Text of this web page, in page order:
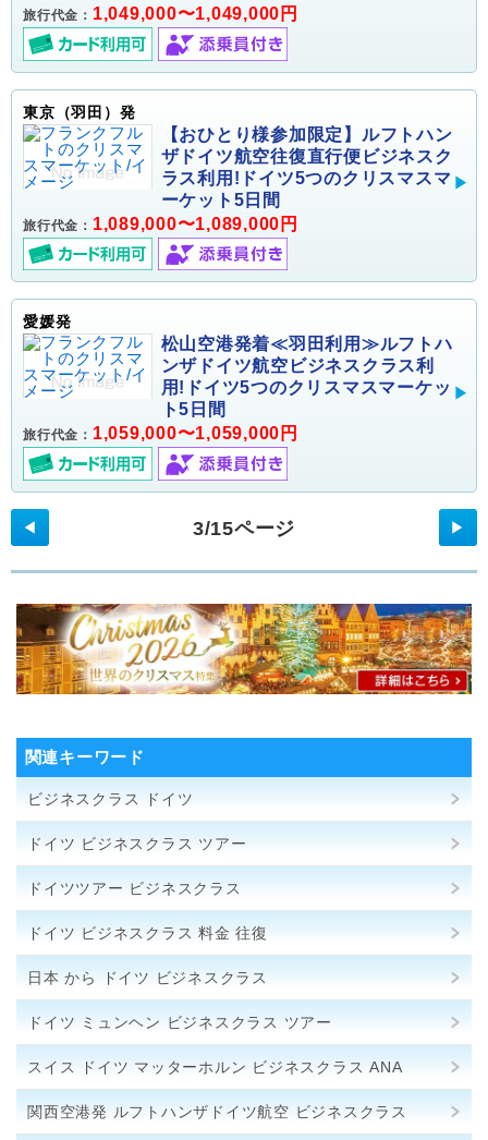
旅行代金： 1,049,000〜1,049,000円
東京（羽田）発
【おひとり様参加限定】ルフトハン
ザドイツ航空往復直行便ビジネスク
ラス利用!ドイツ5つのクリスマスマ
ーケット5日間
旅行代金： 1,089,000〜1,089,000円
愛媛発
松山空港発着≪羽田利用≫ルフトハ
ンザドイツ航空ビジネスクラス利
用!ドイツ5つのクリスマスマーケッ
ト5日間
旅行代金： 1,059,000〜1,059,000円
◀ 3/15ページ ▶
関連キーワード
ビジネスクラス ドイツ
ドイツ ビジネスクラス ツアー
ドイツツアー ビジネスクラス
ドイツ ビジネスクラス 料金 往復
日本 から ドイツ ビジネスクラス
ドイツ ミュンヘン ビジネスクラス ツアー
スイス ドイツ マッターホルン ビジネスクラス ANA
関西空港発 ルフトハンザドイツ航空 ビジネスクラス